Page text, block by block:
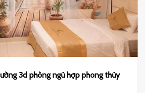
3d phòng ngủ hợp phong thủy